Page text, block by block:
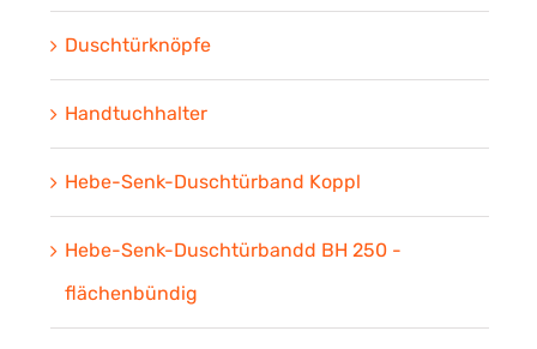
Duschtürknöpfe
Handtuchhalter
Hebe-Senk-Duschtürband Koppl
Hebe-Senk-Duschtürbandd BH 250 -
flächenbündig